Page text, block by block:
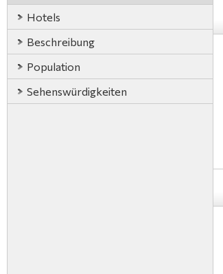
Hotels
Beschreibung
Population
Sehenswürdigkeiten